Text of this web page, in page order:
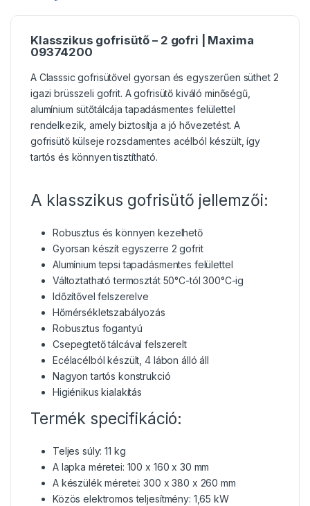
Klasszikus gofrisütő – 2 gofri | Maxima
09374200
A Classsic gofrisütővel gyorsan és egyszerűen süthet 2
igazi brüsszeli gofrit. A gofrisütő kiváló minőségű,
alumínium sütőtálcája tapadásmentes felülettel
rendelkezik, amely biztosítja a jó hővezetést. A
gofrisütő külseje rozsdamentes acélból készült, így
tartós és könnyen tisztítható.
A klasszikus gofrisütő jellemzői:
Robusztus és könnyen kezelhető
Gyorsan készít egyszerre 2 gofrit
Alumínium tepsi tapadásmentes felülettel
Változtatható termosztát 50°C-tól 300°C-ig
Időzítővel felszerelve
Hőmérsékletszabályozás
Robusztus fogantyú
Csepegtető tálcával felszerelt
Ecélacélból készült, 4 lábon álló áll
Nagyon tartós konstrukció
Higiénikus kialakítás
Termék specifikáció:
Teljes súly: 11 kg
A lapka méretei: 100 x 160 x 30 mm
A készülék méretei: 300 x 380 x 260 mm
Közös elektromos teljesítmény: 1,65 kW